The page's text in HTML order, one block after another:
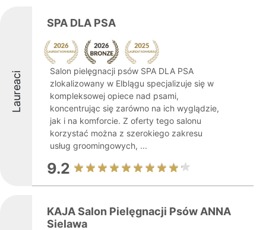
Laureaci
SPA DLA PSA
Salon pielęgnacji psów SPA DLA PSA
zlokalizowany w Elblągu specjalizuje się w
kompleksowej opiece nad psami,
koncentrując się zarówno na ich wyglądzie,
jak i na komforcie. Z oferty tego salonu
korzystać można z szerokiego zakresu
usług groomingowych, ...
9.2
KAJA Salon Pielęgnacji Psów ANNA
Sielawa